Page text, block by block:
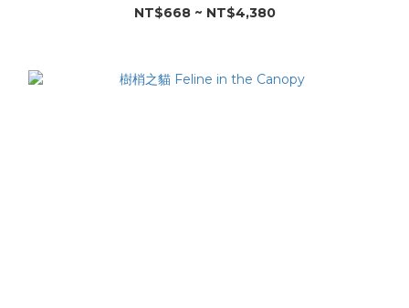
NT$668 ~ NT$4,380